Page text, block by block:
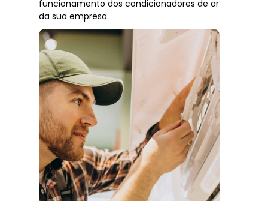
funcionamento dos condicionadores de ar
da sua empresa.